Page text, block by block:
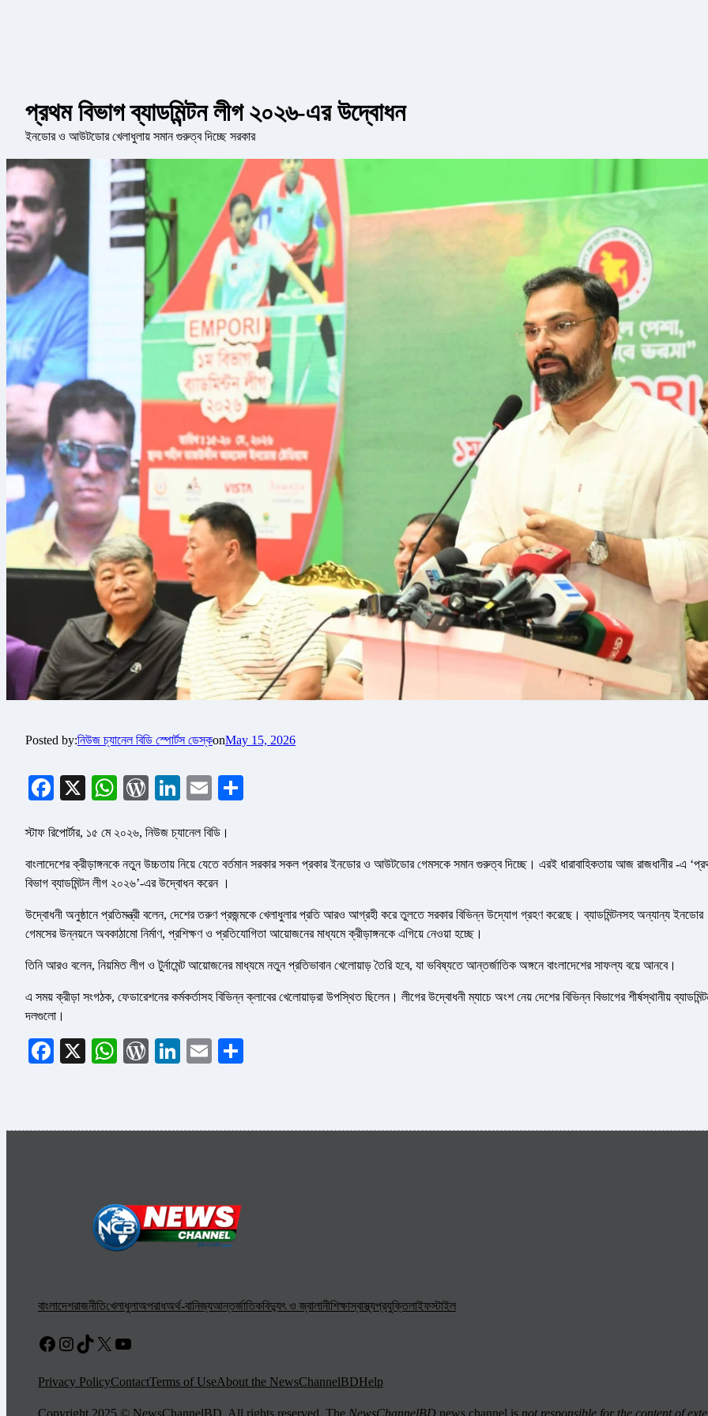
প্রথম বিভাগ ব্যাডমিন্টন লীগ ২০২৬-এর উদ্বোধন
ইনডোর ও আউটডোর খেলাধুলায় সমান গুরুত্ব দিচ্ছে সরকার
Posted by:নিউজ চ্যানেল বিডি স্পোর্টস ডেস্কonMay 15, 2026
Facebook
X WhatsApp
WordPress
LinkedIn
Email
স্টাফ রিপোর্টার, ১৫ মে ২০২৬, নিউজ চ্যানেল বিডি।
বাংলাদেশের ক্রীড়াঙ্গনকে নতুন উচ্চতায় নিয়ে যেতে বর্তমান সরকার সকল প্রকার ইনডোর ও আউটডোর গেমসকে সমান গুরুত্ব দিচ্ছে। এরই ধারাবাহিকতায় আজ রাজধানীর -এ
বিভাগ ব্যাডমিন্টন লীগ ২০২৬’-এর উদ্বোধন করেন ।
উদ্বোধনী অনুষ্ঠানে প্রতিমন্ত্রী বলেন, দেশের তরুণ প্রজন্মকে খেলাধুলার প্রতি আরও আগ্রহী করে তুলতে সরকার বিভিন্ন উদ্যোগ গ্রহণ করেছে। ব্যাডমিন্টনসহ অন্যান্য ইনডোর
গেমসের উন্নয়নে অবকাঠামো নির্মাণ, প্রশিক্ষণ ও প্রতিযোগিতা আয়োজনের মাধ্যমে ক্রীড়াঙ্গনকে এগিয়ে নেওয়া হচ্ছে।
তিনি আরও বলেন, নিয়মিত লীগ ও টুর্নামেন্ট আয়োজনের মাধ্যমে নতুন প্রতিভাবান খেলোয়াড় তৈরি হবে, যা ভবিষ্যতে আন্তর্জাতিক অঙ্গনে বাংলাদেশের সাফল্য বয়ে আনবে।
এ সময় ক্রীড়া সংগঠক, ফেডারেশনের কর্মকর্তাসহ বিভিন্ন ক্লাবের খেলোয়াড়রা উপস্থিত ছিলেন। লীগের উদ্বোধনী ম্যাচে অংশ নেয় দেশের বিভিন্ন বিভাগের শীর্ষস্থানীয়
দলগুলো।
Facebook
X WhatsApp
WordPress
LinkedIn
Email
বাংলাদেশরাজনীতিখেলাধুলাঅপরাধঅর্থ-বানিজ্যআন্তর্জাতিকবিদ্যুৎ ও জ্বালানীশিক্ষাস্বাস্থ্যপ্রযুক্তিলাইফস্টাইল
Facebook
Instagram
TikTok
X YouTube
Privacy PolicyContactTerms of UseAbout the NewsChannelBDHelp
Copyright 2025 © NewsChannelBD. All rights reserved. The NewsChannelBD news channel is not responsible for the content of